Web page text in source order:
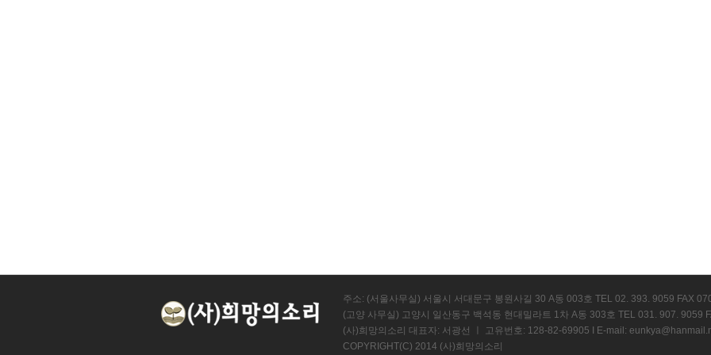
주소: (서울사무실) 서울시 서대문구 봉원사길 30 A동 003호 TEL 02. 393. 9059 FAX
(고양 사무실) 고양시 일산동구 백석동 현대밀라트 1차 A동 303호 TEL 031. 907. 9059
(사)희망의소리 대표자: 서광선 ㅣ 고유번호: 128-82-69905 I E-mail:
COPYRIGHT(C) 2014 (사)희망의소리